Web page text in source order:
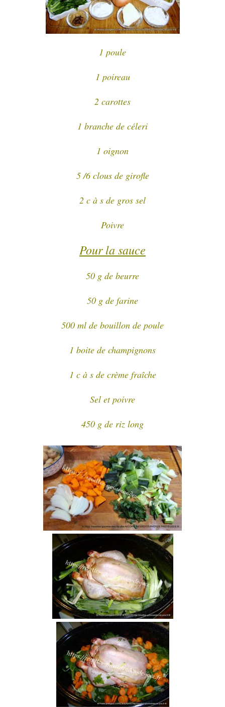
1 poule
1 poireau
2 carottes
1 branche de céleri
1 oignon
5 /6 clous de girofle
2 c à s de gros sel
Poivre
Pour la sauce
50 g de beurre
50 g de farine
500 ml de bouillon de poule
1 boite de champignons
1 c à s de crème fraîche
Sel et poivre
450 g de riz long